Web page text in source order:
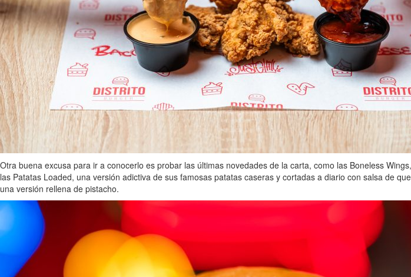
Otra buena excusa para ir a conocerlo es probar las últimas novedades de la carta, como las Boneless
las Patatas Loaded, una versión adictiva de sus famosas patatas caseras y cortadas a diario con salsa de
una versión rellena de pistacho.